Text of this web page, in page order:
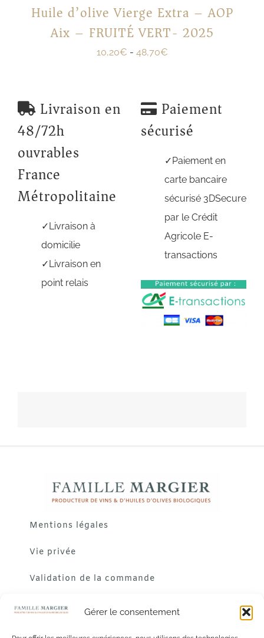
Gérer le consentement
Huile d’olive Vierge Extra – AOP
Aix – FRUITÉ VERT- 2025
10,20€ - 48,70€
Livraison en
48/72h
ouvrables
France
Métropolitaine
Livraison à
domicilie
Livraison en
point relais
Paiement
sécurisé
Paiement en
carte bancaire
sécurisé 3DSecure
par le Crédit
Agricole E-
transactions
Mentions légales
Vie privée
Validation de la commande